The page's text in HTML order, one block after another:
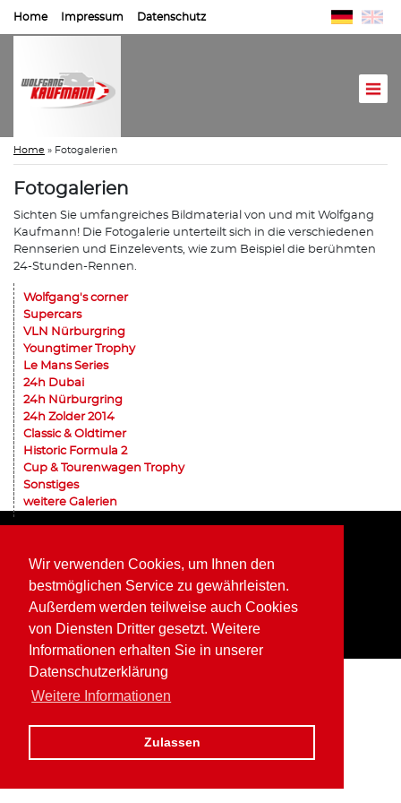
Wir verwenden Cookies, um Ihnen den
bestmöglichen Service zu gewährleisten.
Außerdem werden teilweise auch Cookies
von Diensten Dritter gesetzt. Weitere
Informationen erhalten Sie in unserer
Datenschutzerklärung
Weitere Informationen
Zulassen
Home Impressum Datenschutz
Home » Fotogalerien
Fotogalerien
Sichten Sie umfangreiches Bildmaterial von und mit Wolfgang
Kaufmann! Die Fotogalerie unterteilt sich in die verschiedenen
Rennserien und Einzelevents, wie zum Beispiel die berühmten
24-Stunden-Rennen.
Wolfgang's corner
Supercars
VLN Nürburgring
Youngtimer Trophy
Le Mans Series
24h Dubai
24h Nürburgring
24h Zolder 2014
Classic & Oldtimer
Historic Formula 2
Cup & Tourenwagen Trophy
Sonstiges
weitere Galerien